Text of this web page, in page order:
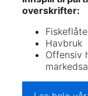
overskrifter:
Havbruk
Offensiv